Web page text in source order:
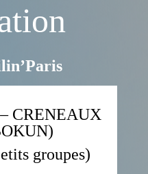
CRENEAUX
groupes)